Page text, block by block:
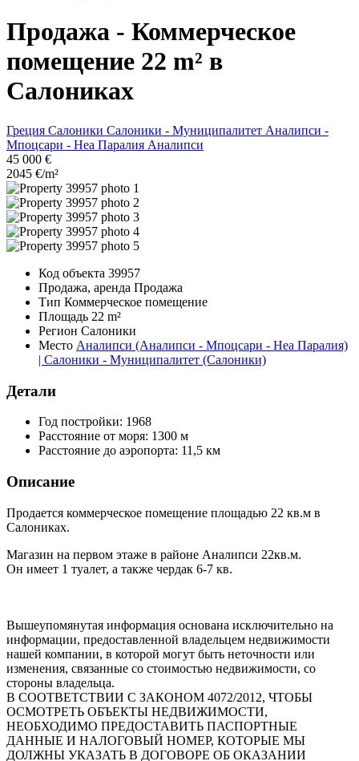
Продажа - Коммерческое
помещение 22 m² в
Салониках
Греция Салоники Салоники - Муниципалитет Аналипси -
Мпоцсари - Неа Паралия Аналипси
45 000 €
2045 €/m²
Код объекта 39957
Продажа, аренда Продажа
Тип Коммерческое помещение
Площадь 22 m²
Регион Салоники
Место Аналипси (Аналипси - Мпоцсари - Неа Паралия)
| Салоники - Муниципалитет (Салоники)
Детали
Год постройки: 1968
Расстояние от моря: 1300 м
Расстояние до аэропорта: 11,5 км
Описание
Продается коммерческое помещение площадью 22 кв.м в
Салониках.
Магазин на первом этаже в районе Аналипси 22кв.м.
Он имеет 1 туалет, а также чердак 6-7 кв.
Вышеупомянутая информация основана исключительно на
информации, предоставленной владельцем недвижимости
нашей компании, в которой могут быть неточности или
изменения, связанные со стоимостью недвижимости, со
стороны владельца.
В СООТВЕТСТВИИ С ЗАКОНОМ 4072/2012, ЧТОБЫ
ОСМОТРЕТЬ ОБЪЕКТЫ НЕДВИЖИМОСТИ,
НЕОБХОДИМО ПРЕДОСТАВИТЬ ПАСПОРТНЫЕ
ДАННЫЕ И НАЛОГОВЫЙ НОМЕР, КОТОРЫЕ МЫ
ДОЛЖНЫ УКАЗАТЬ В ДОГОВОРЕ ОБ ОКАЗАНИИ